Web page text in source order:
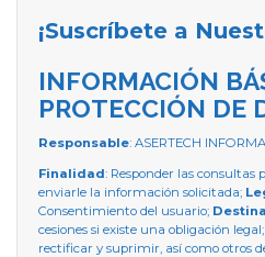
¡Suscríbete a
INFORMACIÓN
PROTECCIÓN DE
Responsable: ASERTECH
Finalidad: Responder las consultas
enviarle la información solicitada;
Consentimiento del usuario;
cesiones si existe una obligación legal;
rectificar y suprimir, así como otros